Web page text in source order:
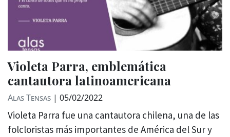
Violeta Parra, emblemática
cantautora latinoamericana
Alas Tensas | 05/02/2022
Violeta Parra fue una cantautora chilena, una de las
folcloristas más importantes de América del Sur y